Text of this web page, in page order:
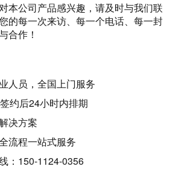
本公司产品感兴趣，请及时与我们联
的每一次来访、每一个电话、每一封
合作！
人员，全国上门服务
约后24小时内排期
决方案
流程一站式服务
：150-1124-0356